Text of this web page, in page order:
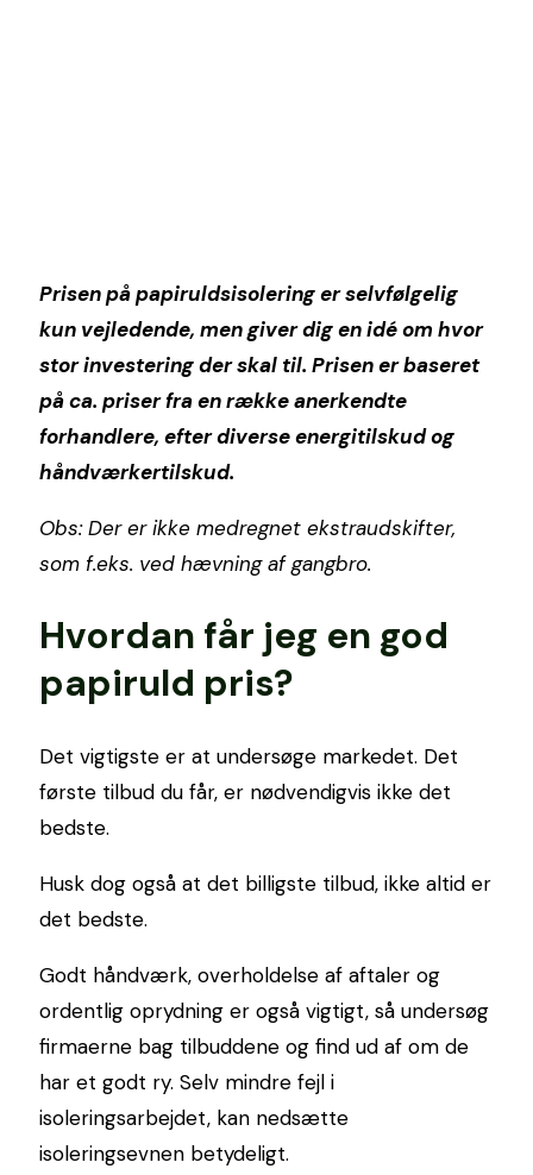
Prisen på papiruldsisolering er selvfølgelig
kun vejledende, men giver dig en idé om hvor
stor investering der skal til. Prisen er baseret
på ca. priser fra en række anerkendte
forhandlere, efter diverse energitilskud og
håndværkertilskud.
Obs: Der er ikke medregnet ekstraudskifter,
som f.eks. ved hævning af gangbro.
Hvordan får jeg en god
papiruld pris?
Det vigtigste er at undersøge markedet. Det
første tilbud du får, er nødvendigvis ikke det
bedste.
Husk dog også at det billigste tilbud, ikke altid er
det bedste.
Godt håndværk, overholdelse af aftaler og
ordentlig oprydning er også vigtigt, så undersøg
firmaerne bag tilbuddene og find ud af om de
har et godt ry. Selv mindre fejl i
isoleringsarbejdet, kan nedsætte
isoleringsevnen betydeligt.